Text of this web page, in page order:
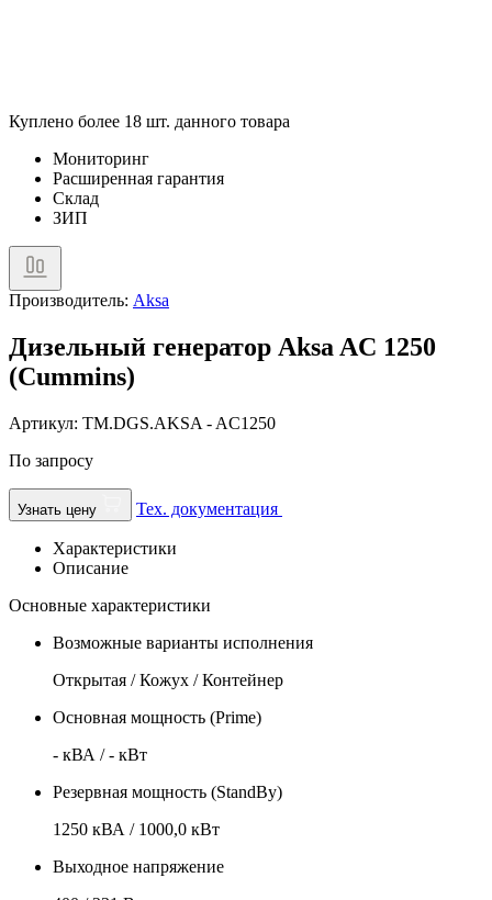
Куплено более 18 шт. данного товара
Мониторинг
Расширенная гарантия
Склад
ЗИП
Производитель: Aksa
Дизельный генератор Aksa AC 1250
(Cummins)
Артикул: TM.DGS.AKSA - AC1250
По запросу
Узнать цену Тех. документация
Характеристики
Описание
Основные характеристики
Возможные варианты исполнения
Открытая / Кожух / Контейнер
Основная мощность (Prime)
- кВА / - кВт
Резервная мощность (StandBy)
1250 кВА / 1000,0 кВт
Выходное напряжение